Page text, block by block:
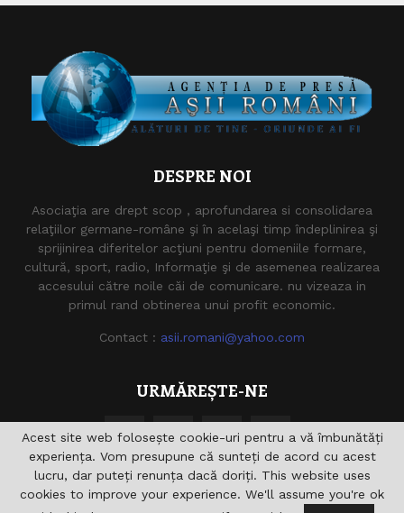
DESPRE NOI
Asociaţia are drept scop , aprofundarea si consolidarea
relaţiilor germane-române şi în acelaşi timp îndeplinirea şi
sprijinirea diferitelor acţiuni pentru domeniile formare,
cultură, sport, radio, Informaţie şi de asemenea realizarea
accesului către noile căi de comunicare. nu vizeaza in
primul rand obtinerea unui profit economic.
Contact : asii.romani@yahoo.com
URMĂREȘTE-NE
Acest site web folosește cookie-uri pentru a vă îmbunătăți
experiența. Vom presupune că sunteți de acord cu acest
lucru, dar puteți renunța dacă doriți. This website uses
cookies to improve your experience. We'll assume you're ok